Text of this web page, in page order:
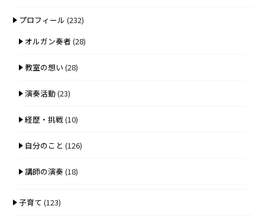
プロフィール (232)
オルガン奏者 (28)
教室の想い (28)
演奏活動(23)
経歴・挑戦(10)
自分のこと (126)
講師の演奏(18)
子育て (123)